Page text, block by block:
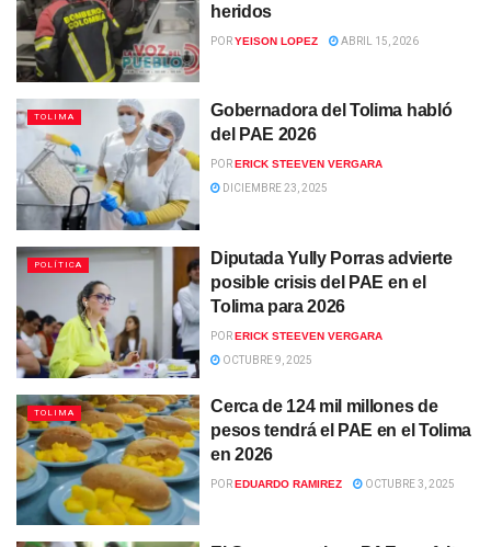
heridos
PORYEISON LOPEZ ABRIL 15, 2026
TOLIMA
Gobernadora del Tolima habló
del PAE 2026
POR ERICK STEEVEN VERGARA
DICIEMBRE 23, 2025
POLÍTICA
Diputada Yully Porras advierte
posible crisis del PAE en el
Tolima para 2026
PORERICK STEEVEN VERGARA
OCTUBRE 9, 2025
TOLIMA
Cerca de 124 mil millones de
pesos tendrá el PAE en el Tolima
en 2026
POREDUARDO RAMIREZ OCTUBRE 3, 2025